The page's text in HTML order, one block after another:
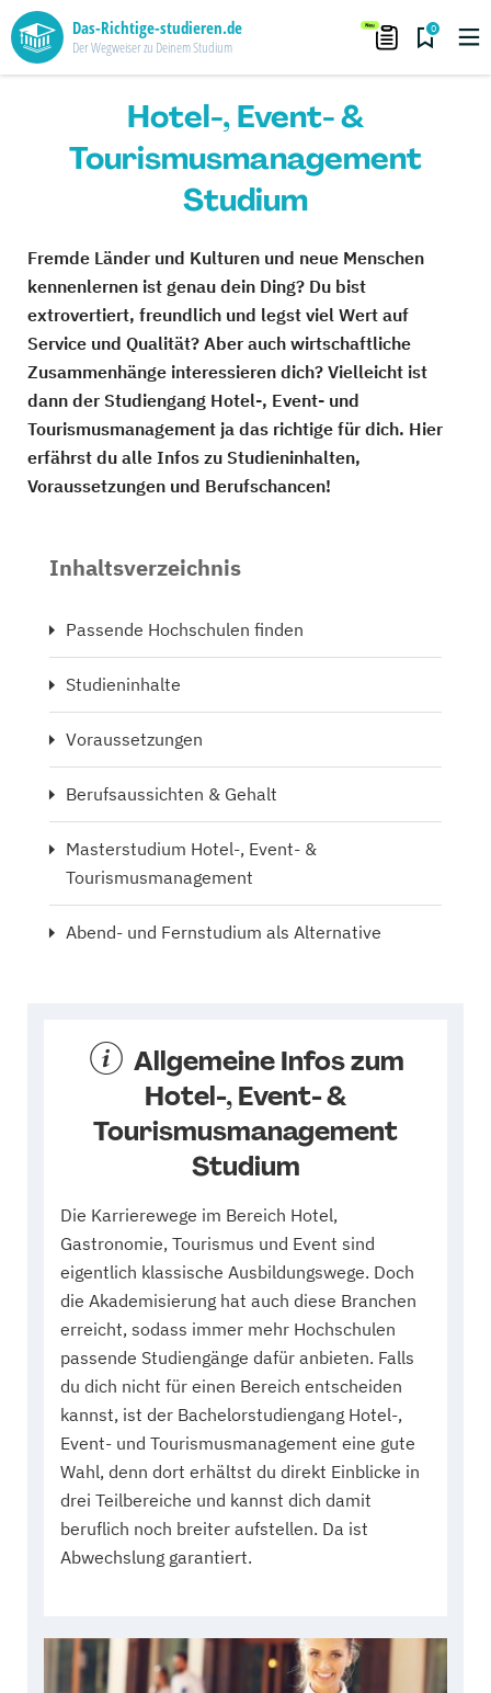
Das-Richtige-studieren.de
Der Wegweiser zu Deinem Studium
0
Hotel-, Event- &
Tourismusmanagement
Studium
Fremde Länder und Kulturen und neue Menschen
kennenlernen ist genau dein Ding? Du bist
extrovertiert, freundlich und legst viel Wert auf
Service und Qualität? Aber auch wirtschaftliche
Zusammenhänge interessieren dich? Vielleicht ist
dann der Studiengang Hotel-, Event- und
Tourismusmanagement ja das richtige für dich. Hier
erfährst du alle Infos zu Studieninhalten,
Voraussetzungen und Berufschancen!
Inhaltsverzeichnis
Passende Hochschulen finden
Studieninhalte
Voraussetzungen
Berufsaussichten & Gehalt
Masterstudium Hotel-, Event- &
Tourismusmanagement
Abend- und Fernstudium als Alternative
Allgemeine Infos zum
Hotel-, Event- &
Tourismusmanagement
Studium
Die Karrierewege im Bereich Hotel,
Gastronomie, Tourismus und Event sind
eigentlich klassische Ausbildungswege. Doch
die Akademisierung hat auch diese Branchen
erreicht, sodass immer mehr Hochschulen
passende Studiengänge dafür anbieten. Falls
du dich nicht für einen Bereich entscheiden
kannst, ist der Bachelorstudiengang Hotel-,
Event- und Tourismusmanagement eine gute
Wahl, denn dort erhältst du direkt Einblicke in
drei Teilbereiche und kannst dich damit
beruflich noch breiter aufstellen. Da ist
Abwechslung garantiert.